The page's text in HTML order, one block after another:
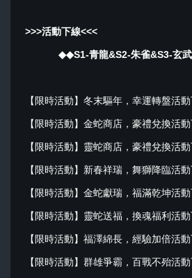
>>>活動下線<<<
◆◆S1-青龍&S2-朱雀&S3-玄
【限時活動】冬末驅年，幸運轉盤活
【限時活動】金蛇商店，豪禮兌換活
【限時活動】靈蛇商店，豪禮兌換活
【限時活動】新春祥瑞，舞獅降臨活
【限時活動】金蛇獻瑞，福滿乾坤活
【限時活動】靈蛇送福，換魂福利活
【限時活動】福澤綿長，經驗加倍活
【限時活動】群雄爭霸，百戰不殆活